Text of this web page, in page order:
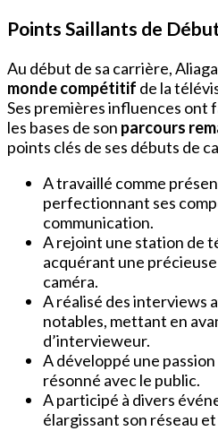
Points Saillants de
Au début de sa carrière,
monde compétitif de la
Ses premières influences ont
les bases de son parcours
points clés de ses débuts de
A travaillé comme
perfectionnant ses
communication.
A rejoint une station de
acquérant une
caméra.
A réalisé des interviews
notables, mettant en
d’intervieweur.
A développé une
résonné avec le public.
A participé à divers
élargissant son réseau